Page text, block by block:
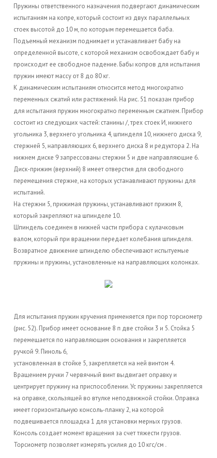
Пружины ответственного назначения подвергают динамическим
испытаниям на копре, который состоит из двух параллельных
стоек высотой до 10 м, по которым перемещается баба.
Подъемный механизм поднимает и устанавливает бабу на
определенной высоте, с которой механизм освобождает бабу и
происходит ее свободное падение. Бабы копров для испытания
пружин имеют массу от 8 до 80 кг.
К динамическим испытаниям относится метод многократно
переменных сжатий или растяжений. На рис. 51 показан прибор
для испытания пружин многократно переменным сжатием. Прибор
состоит из следующих частей: станины /, трех стоек И, нижнего
угольника 3, верхнего угольника 4, шпинделя 10, нижнего диска 9,
стержней 5, направляющих 6, верхнего диска 8 и редуктора 2. На
нижнем диске 9 запрессованы стержни 5 и две направляющие 6.
Диск-прижим (верхний) 8 имеет отверстия для свободного
перемещения стержне, на которых устанавливают пружины для
испытаний.
На стержни 5, прижимая пружины, устанавливают прижим 8,
который закрепляют на шпинделе 10.
Шпиндель соединен в нижней части прибора с кулачковым
валом, который при вращении передает колебания шпинделя.
Возвратное движение шпинделю обеспечивают испытуемые
пружины и пружины, установленные на направляющих колонках.
Для испытания пружин кручения применяется при пор торсиометр
(рис. 52). Прибор имеет основание 8 п две стойки 3 и 5. Стойка 5
перемещается по направляющим основания и закрепляется
ручкой 9. Пиноль 6,
установленная в стойке 5, закрепляется на ней винтом 4.
Вращением ручки 7 червячный винт выдвигает оправку и
центрирует пружину на приспособлении. Ус пружины закрепляется
на оправке, скользящей во втулке неподвижной стойки. Оправка
имеет горизонтальную консоль-планку 2, на которой
подвешивается площадка 1 для установки мерных грузов.
Консоль создает момент вращения за счет тяжести грузов.
Торсиометр позволяет измерять усилия до 10 кгс/см .